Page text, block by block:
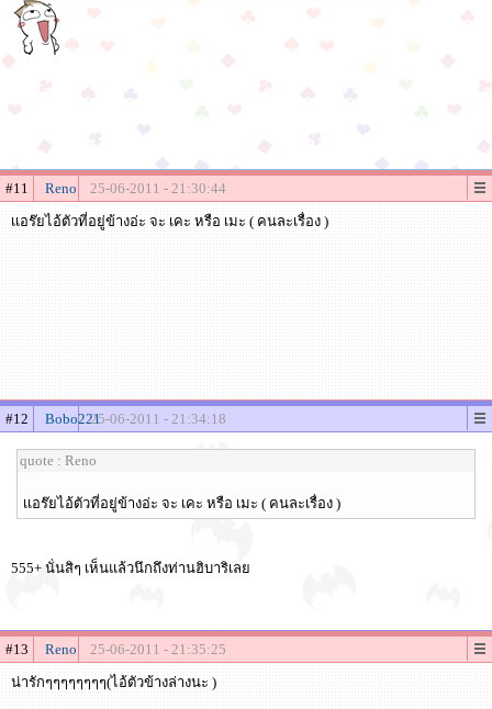
#11 Reno
25-06-2011 - 21:30:44
เเอร๊ยไอ้ตัวที่อยู่ข้างอ่ะ จะ เคะ หรือ เมะ ( คนละเรื่อง )
#12 Bobo22125-06-2011 - 21:34:18
quote : Reno
เเอร๊ยไอ้ตัวที่อยู่ข้างอ่ะ จะ เคะ หรือ เมะ ( คนละเรื่อง )
555+ นั่นสิๆ เห็นแล้วนึกถึงท่านฮิบาริเลย
#13 Reno
25-06-2011 - 21:35:25
น่ารักๆๆๆๆๆๆๆๆ(ไอ้ตัวข้างล่างนะ )